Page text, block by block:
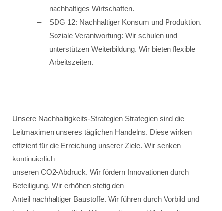
nachhaltiges Wirtschaften.
SDG 12: Nachhaltiger Konsum und Produktion.
Soziale Verantwortung: Wir schulen und
unterstützen Weiterbildung. Wir bieten flexible
Arbeitszeiten.
Unsere Nachhaltigkeits-Strategien Strategien sind die
Leitmaximen unseres täglichen Handelns. Diese wirken
effizient für die Erreichung unserer Ziele. Wir senken
kontinuierlich
unseren CO2-Abdruck. Wir fördern Innovationen durch
Beteiligung. Wir erhöhen stetig den
Anteil nachhaltiger Baustoffe. Wir führen durch Vorbild und